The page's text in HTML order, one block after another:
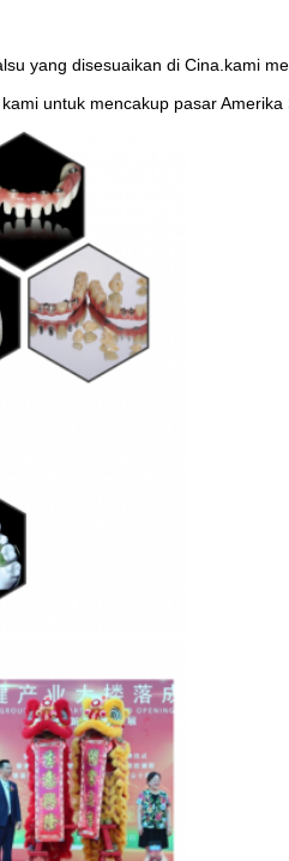
yang disesuaikan di Cina.kami
untuk mencakup pasar